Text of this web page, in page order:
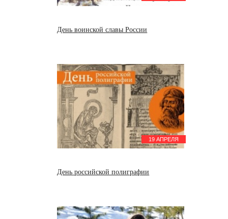
День воинской славы России
19 АПРЕЛЯ
День российской полиграфии